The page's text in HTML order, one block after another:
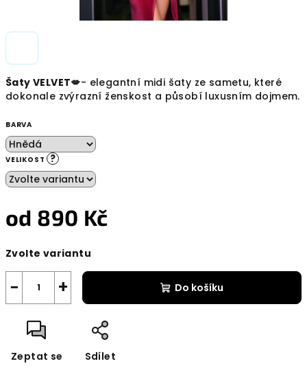
Šaty VELVET💋- elegantní midi šaty ze sametu, které
dokonale zvýrazní ženskost a působí luxusním dojmem.
BARVA
VELIKOST ?
od 890 Kč
cena:
Zvolte variantu
+
− Do košíku
Zeptat se Sdílet